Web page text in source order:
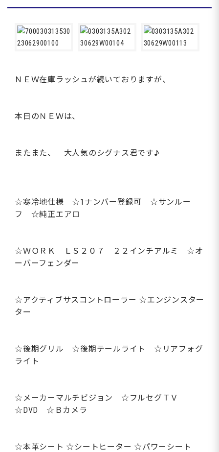
ＮＥＷ在庫ラッシュが続いておりますが、
本日のＮＥＷは、
またまた、 大人気のシグナス君です♪
☆寒冷地仕様 ☆1ナンバー登録可 ☆サンルー
フ ☆純正エアロ
☆ＷＯＲＫ ＬＳ２０７ ２２インチアルミ ☆オ
ーバーフェンダー
☆アクティブサスコントローラー ☆エンジンスター
ター
☆後期グリル ☆後期テールライト ☆リアフォグ
ライト
☆メーカーマルチビジョン ☆フルセグＴＶ
☆DVD ☆Ｂカメラ
☆本革シート ☆シートヒーター ☆パワーシート